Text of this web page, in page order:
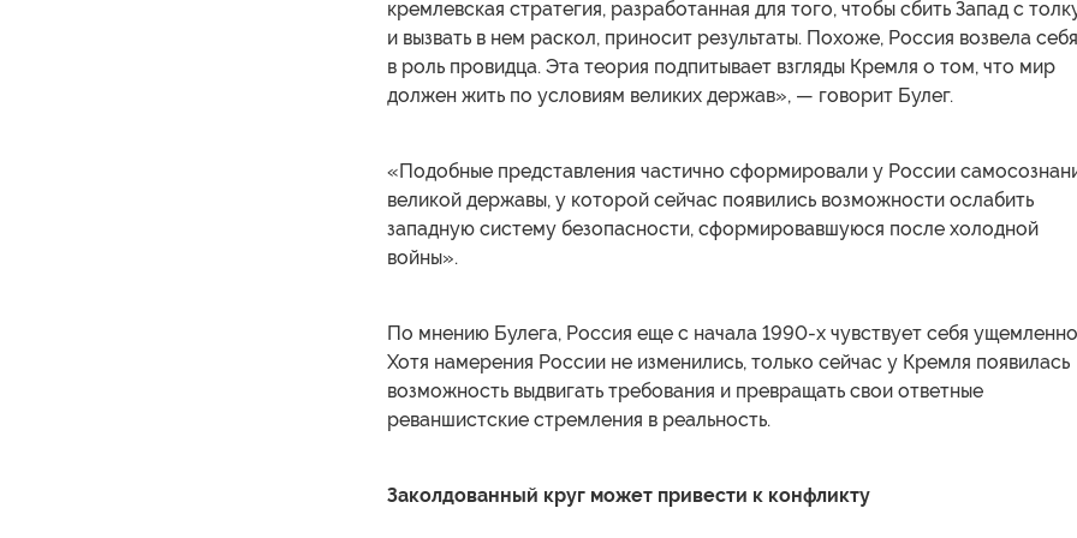
кремлевская стратегия, разработанная для того, чтобы сбить Запад с
и вызвать в нем раскол, приносит результаты. Похоже, Россия возвела себя
в роль провидца. Эта теория подпитывает взгляды Кремля о том, что мир
должен жить по условиям великих держав», — говорит Булег.
«Подобные представления частично сформировали у России
великой державы, у которой сейчас появились возможности ослабить
западную систему безопасности, сформировавшуюся после холодной
войны».
По мнению Булега, Россия еще с начала 1990-х чувствует себя
Хотя намерения России не изменились, только сейчас у Кремля появилась
возможность выдвигать требования и превращать свои ответные
реваншистские стремления в реальность.
Заколдованный круг может привести к конфликту